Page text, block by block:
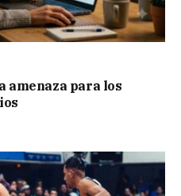
amenaza para los